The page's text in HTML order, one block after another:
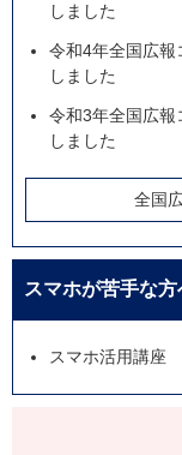
しました
令和4年全国広報
しました
令和3年全国広報
しました
全国
スマホが苦手な
スマホ活用講座